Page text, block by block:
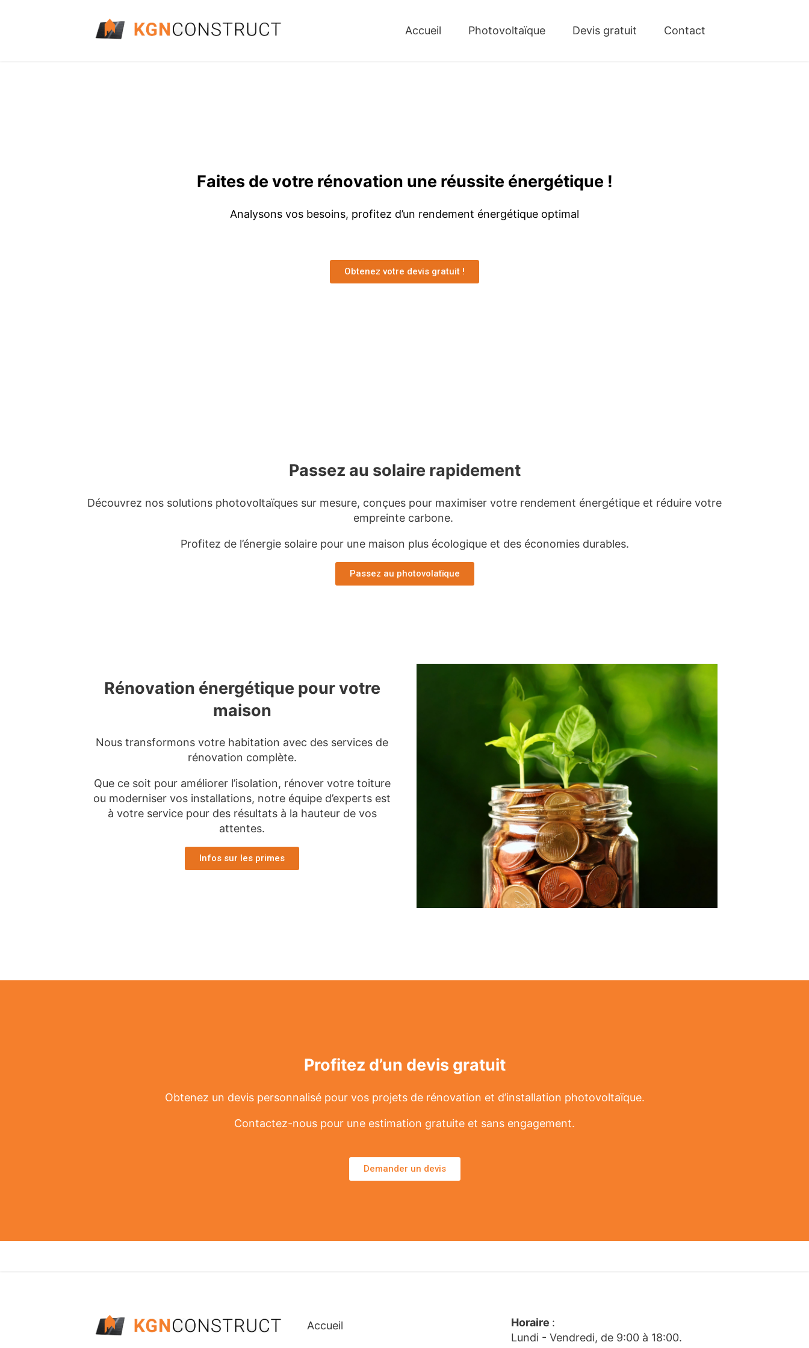
Accueil Photovoltaïque Devis gratuit Contact
Faites de votre rénovation une réussite énergétique !
Analysons vos besoins, profitez d’un rendement énergétique optimal
Obtenez votre devis gratuit !
Passez au solaire rapidement
Découvrez nos solutions photovoltaïques sur mesure, conçues pour maximiser votre rendement énergétique et réduire votre
empreinte carbone.
Profitez de l’énergie solaire pour une maison plus écologique et des économies durables.
Passez au photovolatïque
Rénovation énergétique pour votre
maison
Nous transformons votre habitation avec des services de
rénovation complète.
Que ce soit pour améliorer l’isolation, rénover votre toiture
ou moderniser vos installations, notre équipe d’experts est
à votre service pour des résultats à la hauteur de vos
attentes.
Infos sur les primes
Profitez d’un devis gratuit
Obtenez un devis personnalisé pour vos projets de rénovation et d’installation photovoltaïque.
Contactez-nous pour une estimation gratuite et sans engagement.
Demander un devis
Accueil Horaire :
Lundi - Vendredi, de 9:00 à 18:00.